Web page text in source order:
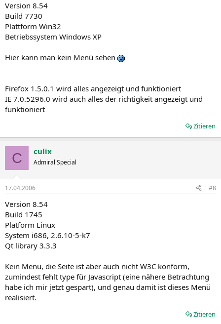
Version 8.54
Build 7730
Plattform Win32
Betriebssystem Windows XP
Hier kann man kein Menü sehen
Firefox 1.5.0.1 wird alles angezeigt und funktioniert
IE 7.0.5296.0 wird auch alles der richtigkeit angezeigt und
funktioniert
Zitieren
C culix
Admiral Special
17.04.2006 #8
Version 8.54
Build 1745
Platform Linux
System i686, 2.6.10-5-k7
Qt library 3.3.3
Kein Menü, die Seite ist aber auch nicht W3C konform,
zumindest fehlt type für Javascript (eine nähere Betrachtung
habe ich mir jetzt gespart), und genau damit ist dieses Menü
realisiert.
Zitieren